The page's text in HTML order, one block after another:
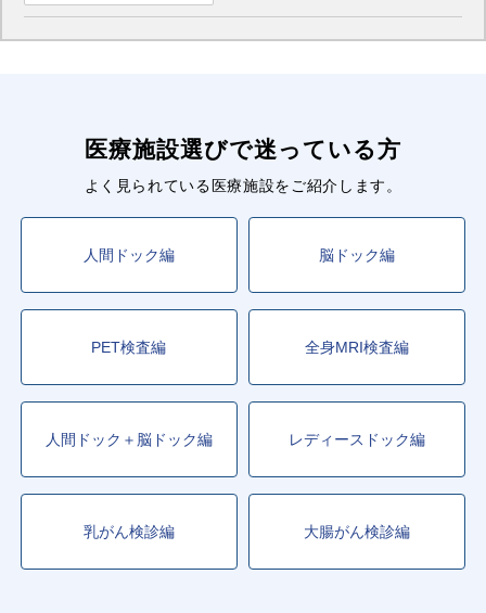
医療施設選びで迷っている方
よく見られている医療施設をご紹介します。
人間ドック編 脳ドック編
PET検査編 全身MRI検査編
人間ドック＋脳ドック編 レディースドック編
乳がん検診編 大腸がん検診編